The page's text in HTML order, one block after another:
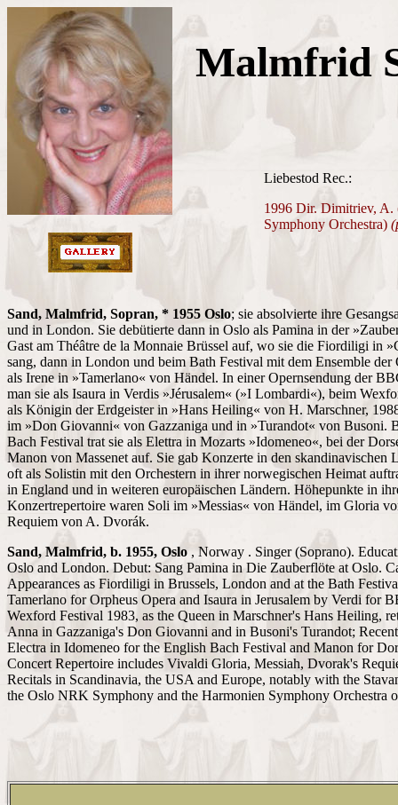
Malmfrid
Liebestod Rec.:
1996 Dir. Dimitriev, A.
Symphony Orchestra)
Sand, Malmfrid, Sopran, * 1955 Oslo; sie absolvierte ihre
und in London. Sie debütierte dann in Oslo als Pamina in der
Gast am Théâtre de la Monnaie Brüssel auf, wo sie die Fiordiligi in
sang, dann in London und beim Bath Festival mit dem Ensemble der
als Irene in »Tamerlano« von Händel. In einer Opernsendung der
man sie als Isaura in Verdis »Jérusalem« (»I Lombardi«), beim
als Königin der Erdgeister in »Hans Heiling« von H. Marschner,
im »Don Giovanni« von Gazzaniga und in »Turandot« von Busoni.
Bach Festival trat sie als Elettra in Mozarts »Idomeneo«, bei der
Manon von Massenet auf. Sie gab Konzerte in den skandinavischen
oft als Solistin mit den Orchestern in ihrer norwegischen Heimat
in England und in weiteren europäischen Ländern. Höhepunkte in
Konzertrepertoire waren Soli im »Messias« von Händel, im Gloria
Requiem von A. Dvorák.
Sand, Malmfrid, b. 1955, Oslo, Norway . Singer (Soprano).
Oslo and London. Debut: Sang Pamina in Die Zauberflöte at Oslo.
Appearances as Fiordiligi in Brussels, London and at the Bath
Tamerlano for Orpheus Opera and Isaura in Jerusalem by Verdi for
Wexford Festival 1983, as the Queen in Marschner's Hans Heiling,
Anna in Gazzaniga's Don Giovanni and in Busoni's Turandot; Recent
Electra in Idomeneo for the English Bach Festival and Manon for
Concert Repertoire includes Vivaldi Gloria, Messiah, Dvorak's
Recitals in Scandinavia, the USA and Europe, notably with the
the Oslo NRK Symphony and the Harmonien Symphony Orchestra